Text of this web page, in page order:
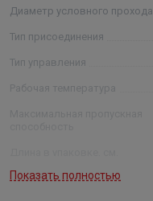
Диаметр условного прохода
Тип присоединения
Тип управления
Рабочая температура
Ширина в упаковке, см.
Показать полностью